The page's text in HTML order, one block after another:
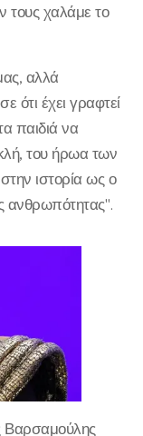
τους χαλάμε το
αλλά
έχει γραφτεί
παιδιά να
του ήρωα των
ιστορία ως ο
ανθρωπότητας".
Βαρσαμούλης